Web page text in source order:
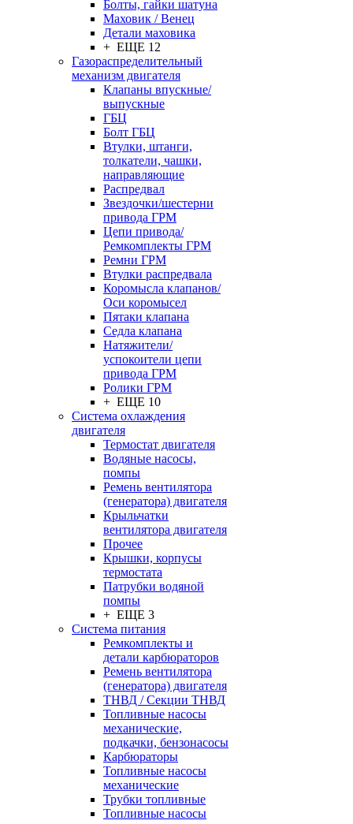
Болты, гайки шатуна
Маховик / Венец
Детали маховика
+ ЕЩЕ 12
Газораспределительный
механизм двигателя
Клапаны впускные/
выпускные
ГБЦ
Болт ГБЦ
Втулки, штанги,
толкатели, чашки,
направляющие
Распредвал
Звездочки/шестерни
привода ГРМ
Цепи привода/
Ремкомплекты ГРМ
Ремни ГРМ
Втулки распредвала
Коромысла клапанов/
Оси коромысел
Пятаки клапана
Седла клапана
Натяжители/
успокоители цепи
привода ГРМ
Ролики ГРМ
+ ЕЩЕ 10
Система охлаждения
двигателя
Термостат двигателя
Водяные насосы,
помпы
Ремень вентилятора
(генератора) двигателя
Крыльчатки
вентилятора двигателя
Прочее
Крышки, корпусы
термостата
Патрубки водяной
помпы
+ ЕЩЕ 3
Система питания
Ремкомплекты и
детали карбюраторов
Ремень вентилятора
(генератора) двигателя
ТНВД / Секции ТНВД
Топливные насосы
механические,
подкачки, бензонасосы
Карбюраторы
Топливные насосы
механические
Трубки топливные
Топливные насосы